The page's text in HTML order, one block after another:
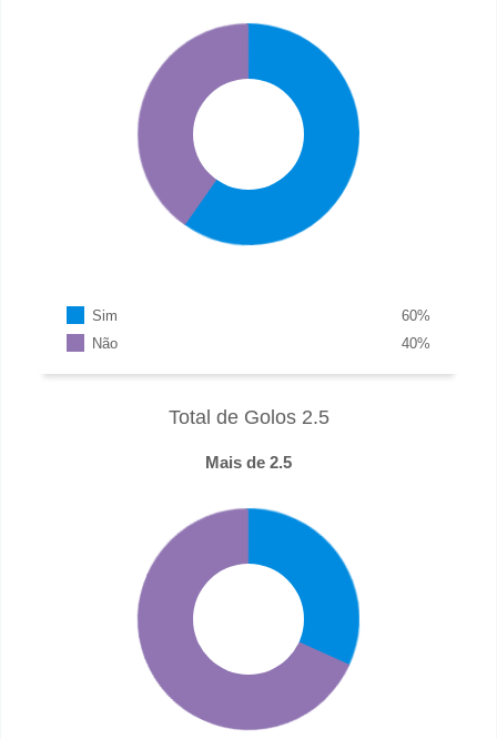
Sim %
60
Não
%
40
Total de Golos 2.5
Mais de 2.5